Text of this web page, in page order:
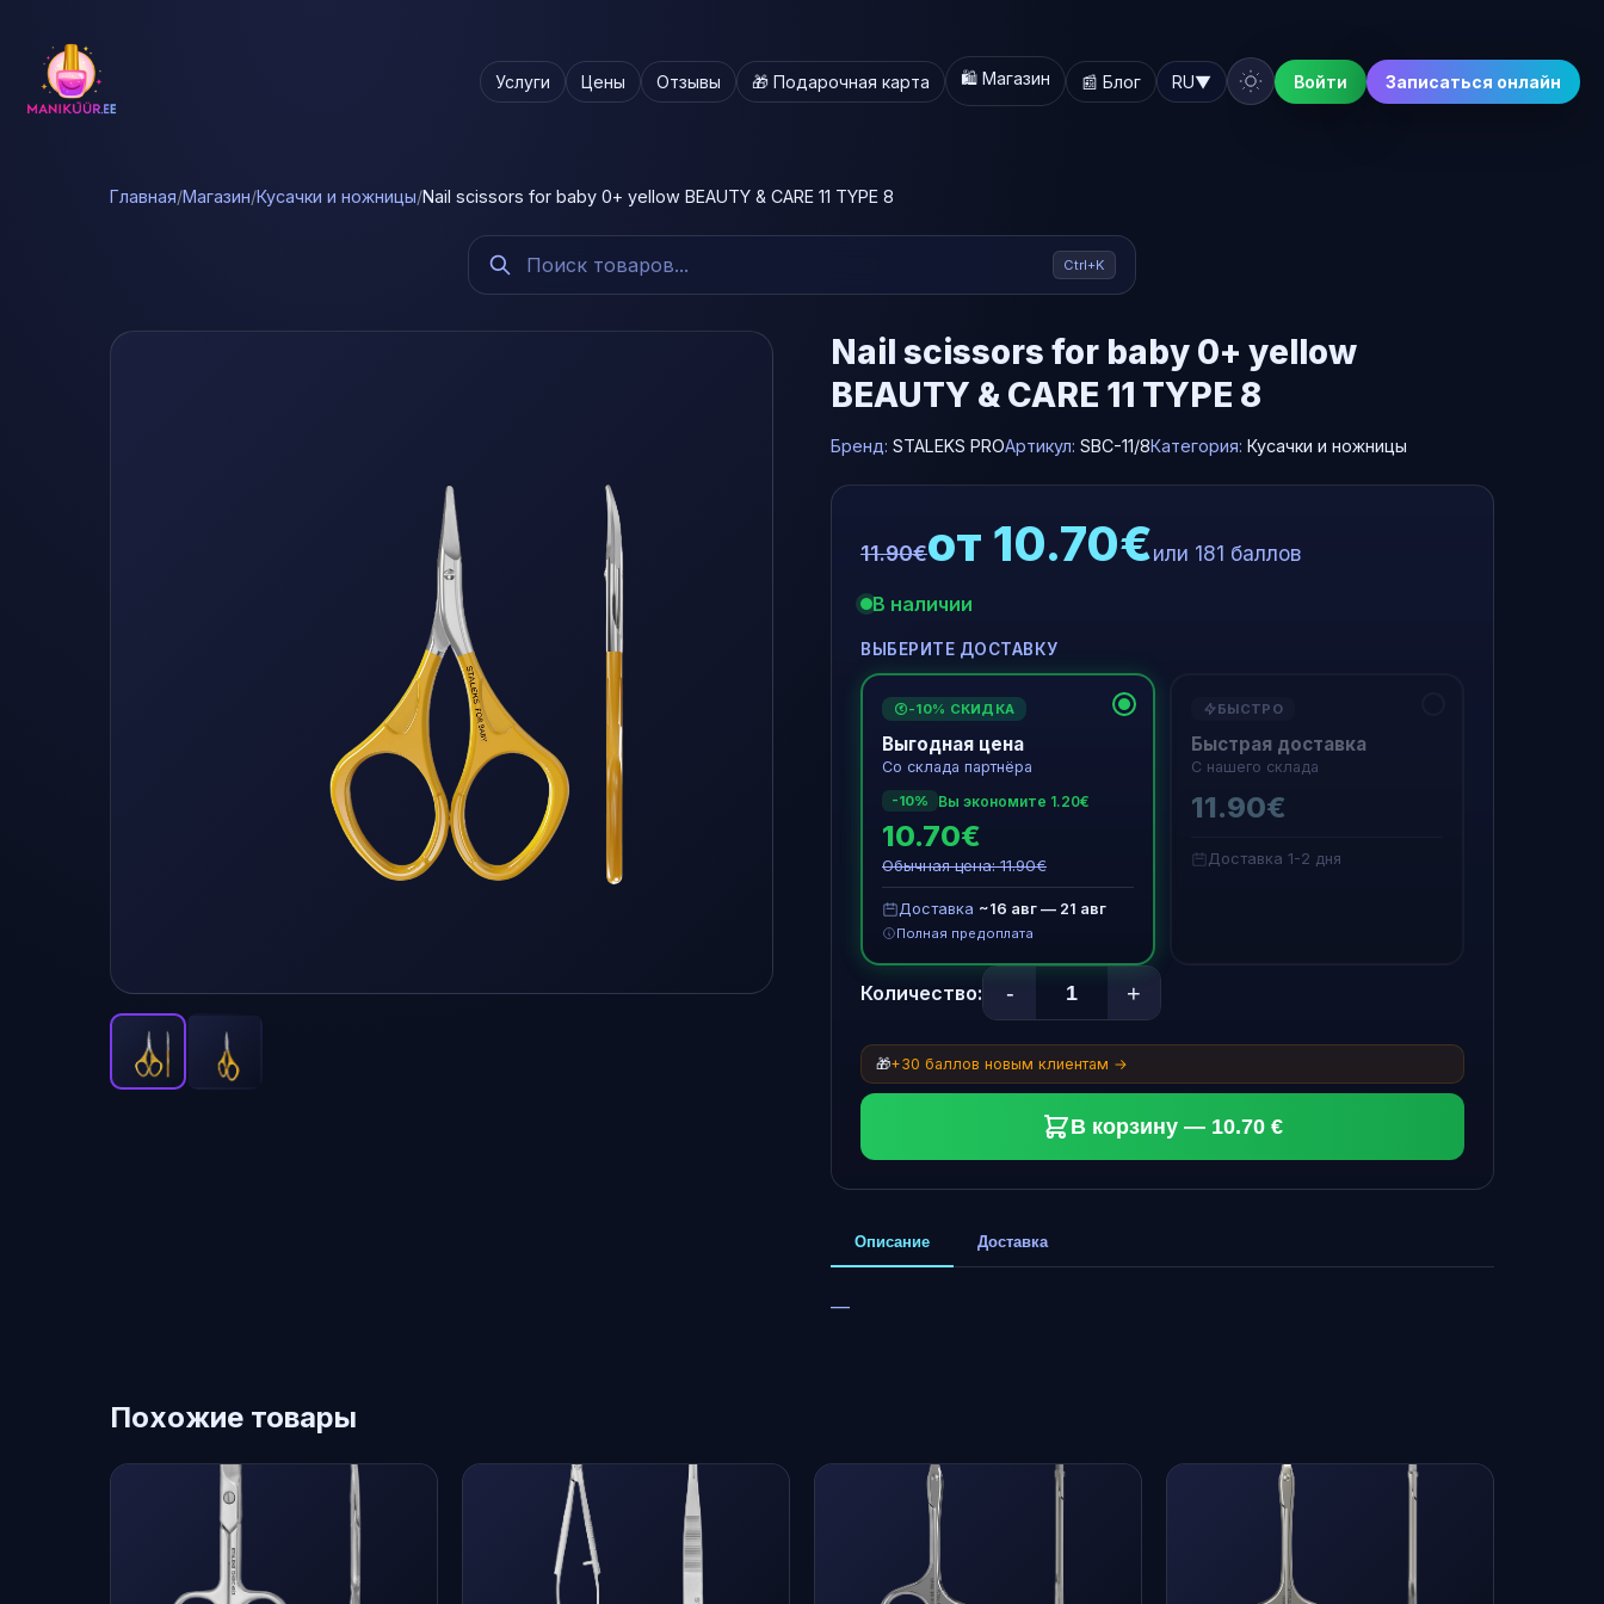
Услуги Цены Отзывы 🎁 Подарочная карта 🛍️ Магазин 📰 Блог RU▼ Войти Записаться онлайн
Главная/Магазин/Кусачки и ножницы/Nail scissors for baby 0+ yellow BEAUTY & CARE 11 TYPE 8
Ctrl+K
Nail scissors for baby 0+ yellow
BEAUTY & CARE 11 TYPE 8
Бренд: STALEKS PROАртикул: SBC-11/8Категория: Кусачки и ножницы
11.90€от 10.70€или 181 баллов
В наличии
ВЫБЕРИТЕ ДОСТАВКУ
€ -10% СКИДКА
Выгодная цена
Со склада партнёра
-10% Вы экономите 1.20€
10.70€
Обычная цена: 11.90€
Доставка ~16 авг — 21 авг
Полная предоплата
БЫСТРО
Быстрая доставка
С нашего склада
11.90€
Доставка 1-2 дня
Количество: - +
🎁+30 баллов новым клиентам →
В корзину — 10.70 €
Описание Доставка
—
Похожие товары